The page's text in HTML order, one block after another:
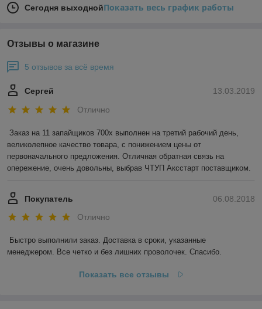
Сегодня выходнойПоказать весь график работы
Отзывы о магазине
5 отзывов за всё время
13.03.2019
Сергей
Отлично
Заказ на 11 запайщиков 700х выполнен на третий рабочий день,
великолепное качество товара, с понижением цены от
первоначального предложения. Отличная обратная связь на
опережение, очень довольны, выбрав ЧТУП Аксстарт поставщиком.
06.08.2018
Покупатель
Отлично
Быстро выполнили заказ. Доставка в сроки, указанные
менеджером. Все четко и без лишних проволочек. Спасибо.
Показать все отзывы